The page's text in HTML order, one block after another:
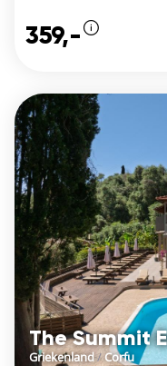
359,-
The Summit
Griekenland/ Corfu